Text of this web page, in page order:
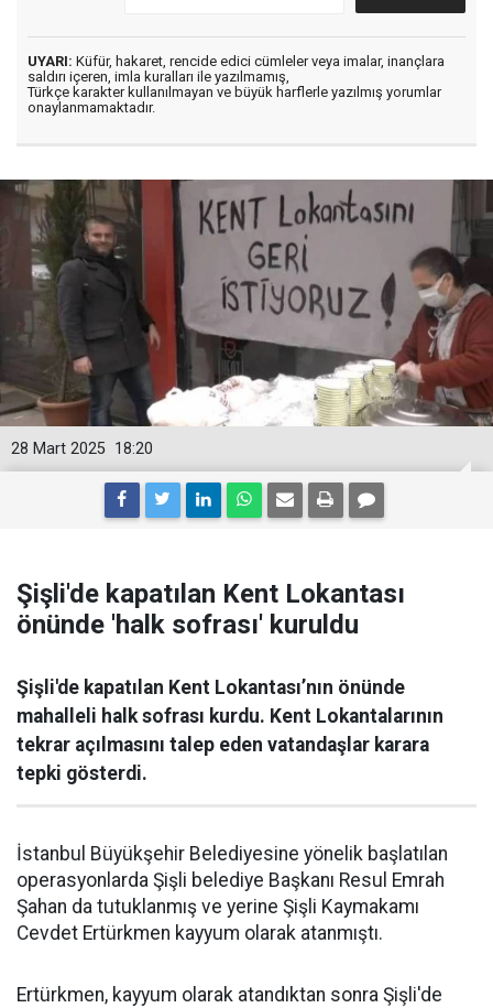
UYARI: Küfür, hakaret, rencide edici cümleler veya imalar, inançlara
saldırı içeren, imla kuralları ile yazılmamış,
Türkçe karakter kullanılmayan ve büyük harflerle yazılmış yorumlar
onaylanmamaktadır.
18:20
28 Mart 2025
Şişli'de kapatılan Kent Lokantası
önünde 'halk sofrası' kuruldu
Şişli'de kapatılan Kent Lokantası’nın önünde
mahalleli halk sofrası kurdu. Kent Lokantalarının
tekrar açılmasını talep eden vatandaşlar karara
tepki gösterdi.
İstanbul Büyükşehir Belediyesine yönelik başlatılan
operasyonlarda Şişli belediye Başkanı Resul Emrah
Şahan da tutuklanmış ve yerine Şişli Kaymakamı
Cevdet Ertürkmen kayyum olarak atanmıştı.
Ertürkmen, kayyum olarak atandıktan sonra Şişli'de